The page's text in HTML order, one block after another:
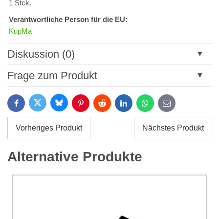
1 Stck.
Verantwortliche Person für die EU:
KupMa
Diskussion (0)
Neuer Kommentar
Titel:
Name:*
Frage zum Produkt
*
Ihre E-Mail:*
FacebookTwitter BlueskyPinterestReddit LinkedInWhatsApp
E-
mail
Vorheriges Produkt Nächstes Produkt
Alternative Produkte